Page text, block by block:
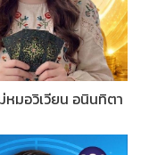
หมอวิเวียน อนินทิตา